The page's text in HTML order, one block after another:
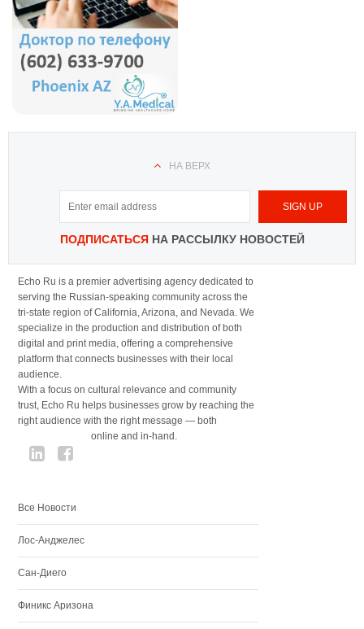
НА ВЕРХ
ПОДПИСАТЬСЯНА РАССЫЛКУ НОВОСТЕЙ
Echo Ru is a premier advertising agency dedicated to
serving the Russian-speaking community across the
tri-state region of California, Arizona, and Nevada. We
specialize in the production and distribution of both
digital and print media, offering a comprehensive
platform that connects businesses with their local
audience.
With a focus on cultural relevance and community
trust, Echo Ru helps businesses grow by reaching the
right audience with the right message — both
online and in-hand.
Все Новости
Лос-Анджелес
Сан-Диего
Финикс Аризона